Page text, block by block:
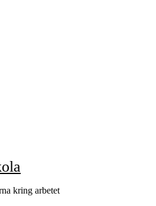
kring arbetet